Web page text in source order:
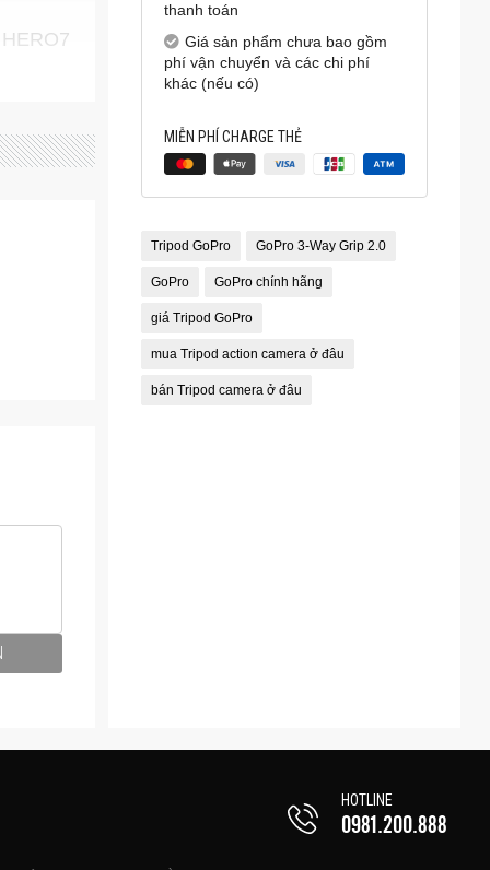
thanh toán
Giá sản phẩm chưa bao gồm
phí vận chuyển và các chi phí
khác (nếu có)
MIỄN PHÍ CHARGE THẺ
Tripod GoPro GoPro 3-Way Grip 2.0
GoPro GoPro chính hãng
giá Tripod GoPro
mua Tripod action camera ở đâu
bán Tripod camera ở đâu
HOTLINE
0981.200.888